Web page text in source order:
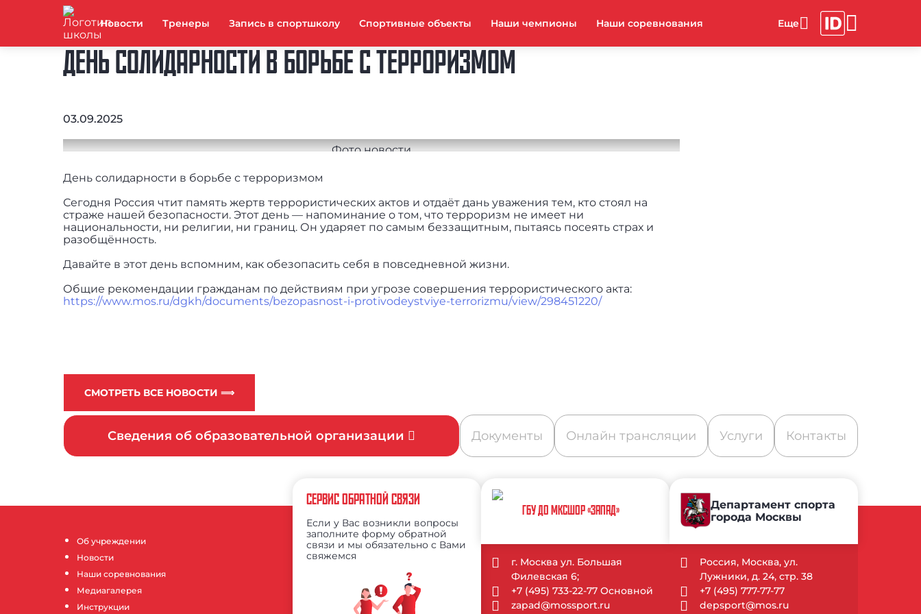
Новости Тренеры Запись в спортшколу Спортивные объекты Наши чемпионы Наши соревнования
ДЕНЬ СОЛИДАРНОСТИ В БОРЬБЕ С ТЕРРОРИЗМОМ
03.09.2025
День солидарности в борьбе с терроризмом
Сегодня Россия чтит память жертв террористических актов и отдаёт дань уважения тем, кто стоял на
страже нашей безопасности. Этот день — напоминание о том, что терроризм не имеет ни
национальности, ни религии, ни границ. Он ударяет по самым беззащитным, пытаясь посеять страх и
разобщённость.
Давайте в этот день вспомним, как обезопасить себя в повседневной жизни.
Общие рекомендации гражданам по действиям при угрозе совершения террористического акта:
https://www.mos.ru/dgkh/documents/bezopasnost-i-protivodeystviye-terrorizmu/view/298451220/
СМОТРЕТЬ ВСЕ НОВОСТИ ⟹
Сведения об образовательной организации Документы Онлайн трансляции Услуги Контакты
Об учреждении
Новости
Наши соревнования
Медиагалерея
Инструкции
СЕРВИС ОБРАТНОЙ СВЯЗИ
Если у Вас возникли вопросы
заполните форму обратной
связи и мы обязательно с Вами
свяжемся
ГБУ ДО МКСШОР «ЗАПАД»
г. Москва ул. Большая
Филевская 6;
+7 (495) 733-22-77 Основной
zapad@mossport.ru
Департамент спорта
города Москвы
Россия, Москва, ул.
Лужники, д. 24, стр. 38
+7 (495) 777-77-77
depsport@mos.ru